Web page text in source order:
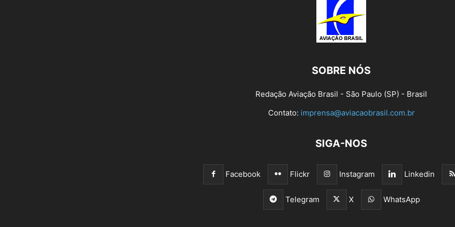
SOBRE NÓS
Redação Aviação Brasil - São Paulo (SP) - Brasil
Contato: imprensa@aviacaobrasil.com.br
SIGA-NOS
Facebook Flickr Instagram Linkedin
Telegram X WhatsApp